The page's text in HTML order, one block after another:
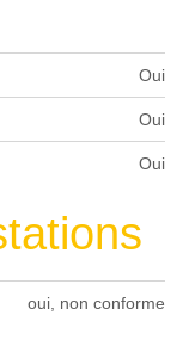
Oui
Oui
Oui
oui, non conforme